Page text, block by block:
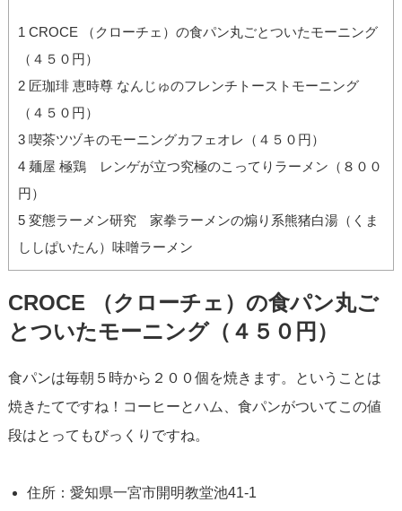
1 CROCE （クローチェ）の食パン丸ごとついたモーニング
（４５０円）
2匠珈琲 恵時尊 なんじゅのフレンチトーストモーニング
（４５０円）
3喫茶ツヅキのモーニングカフェオレ（４５０円）
4麺屋 極鶏 レンゲが立つ究極のこってりラーメン（８００
円）
5変態ラーメン研究 家拳ラーメンの煽り系熊猪白湯（くま
ししぱいたん）味噌ラーメン
CROCE （クローチェ）の食パン丸ご
とついたモーニング（４５０円）
食パンは毎朝５時から２００個を焼きます。ということは
焼きたてですね！コーヒーとハム、食パンがついてこの値
段はとってもびっくりですね。
住所：愛知県一宮市開明教堂池41-1